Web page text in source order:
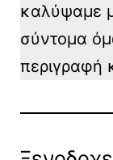
καλύψαμε
σύντομα
περιγραφή